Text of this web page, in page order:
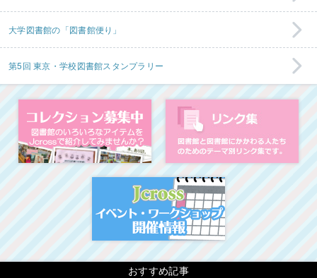
大学図書館の「図書館便り」
第5回 東京・学校図書館スタンプラリー
コレクション募集中
イベント・ワーク
おすすめ記事